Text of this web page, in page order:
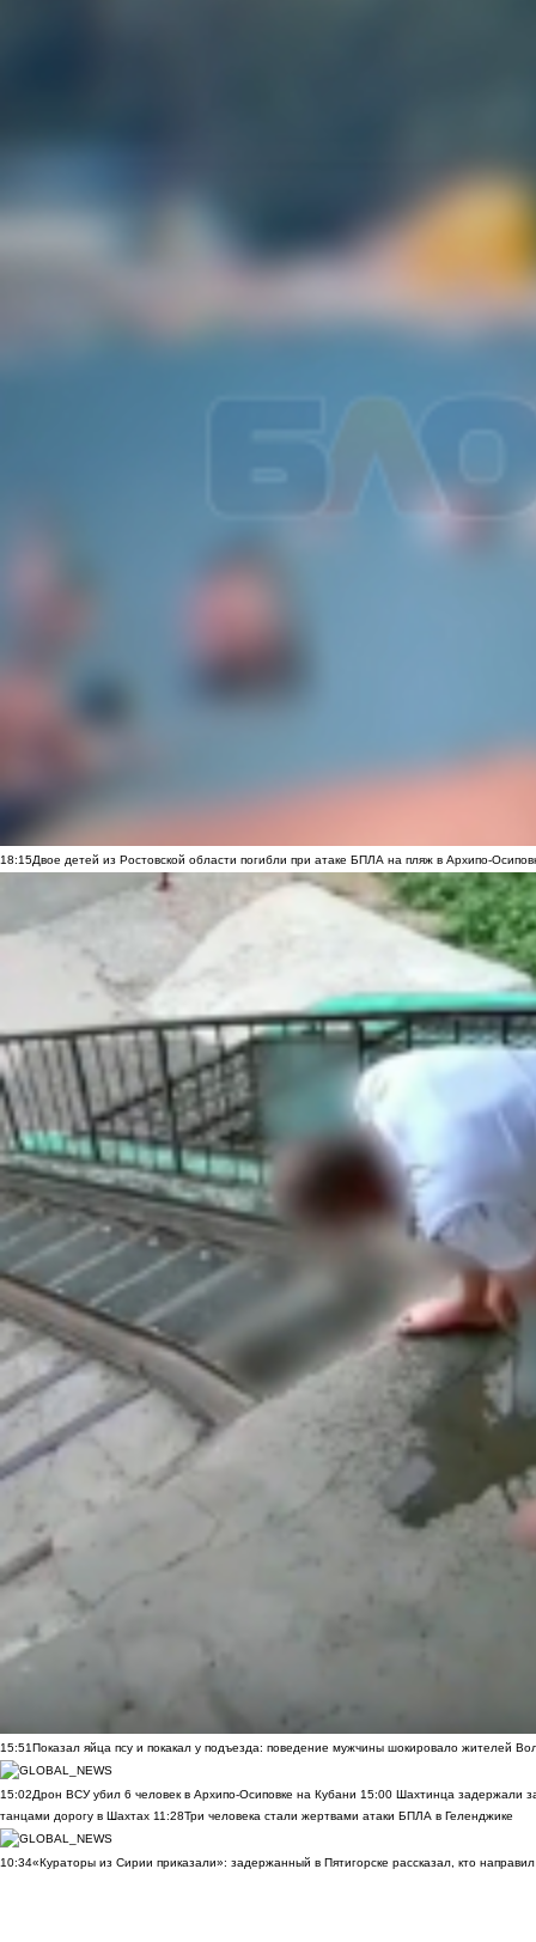
18:15Двое детей из Ростовской области погибли при атаке БПЛА на пляж в Архипо-
15:51Показал яйца псу и покакал у подъезда: поведение мужчины шокировало жителей
15:02Дрон ВСУ убил 6 человек в Архипо-Осиповке на Кубани 15:00 Шахтинца задержали
танцами дорогу в Шахтах 11:28Три человека стали жертвами атаки БПЛА в Геленджике
10:34«Кураторы из Сирии приказали»: задержанный в Пятигорске рассказал, кто направил